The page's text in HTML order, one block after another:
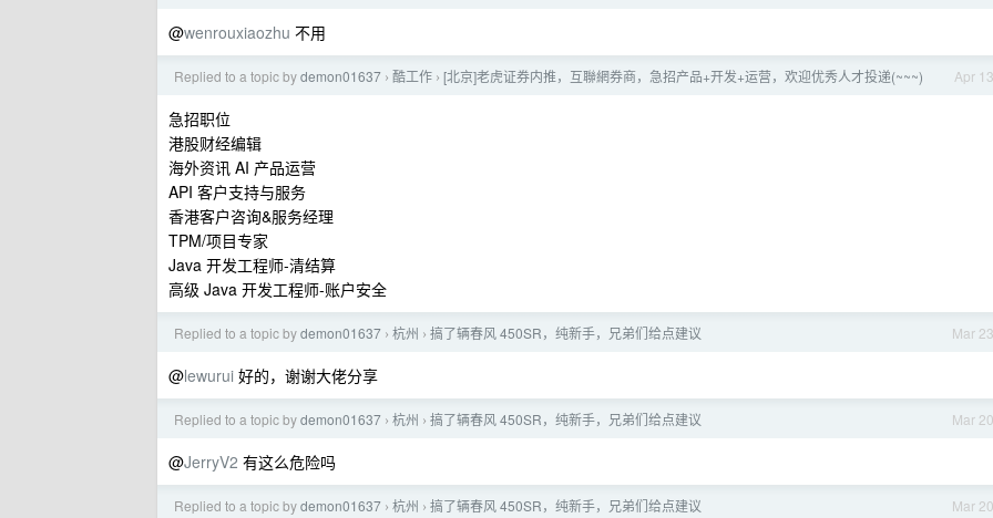
@wenrouxiaozhu 不用
Apr 13
Replied to a topic bydemon01637 › 酷工作 › [北京]老虎证券内推，互聯網券商，急招产品+开发+运营，欢迎优秀人才投递(~~~)
急招职位
港股财经编辑
海外资讯 AI 产品运营
API 客户支持与服务
香港客户咨询&服务经理
TPM/项目专家
Java 开发工程师-清结算
高级 Java 开发工程师-账户安全
Mar 23
Replied to a topic bydemon01637 › 杭州 › 搞了辆春风 450SR，纯新手，兄弟们给点建议
@lewurui 好的，谢谢大佬分享
Mar 20
Replied to a topic bydemon01637 › 杭州 › 搞了辆春风 450SR，纯新手，兄弟们给点建议
@JerryV2 有这么危险吗
Mar 20
Replied to a topic bydemon01637 › 杭州 › 搞了辆春风 450SR，纯新手，兄弟们给点建议